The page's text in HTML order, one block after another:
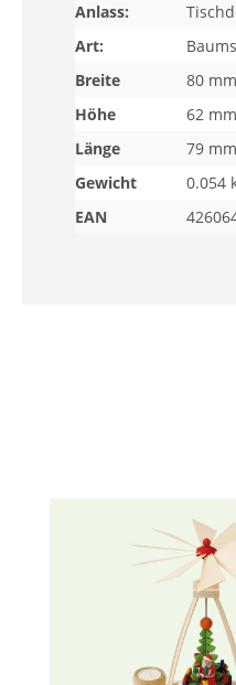
Anlass:
Art:
Breite
80 mm
Höhe
62 mm
Länge
79 mm
Gewicht
0.054
EAN